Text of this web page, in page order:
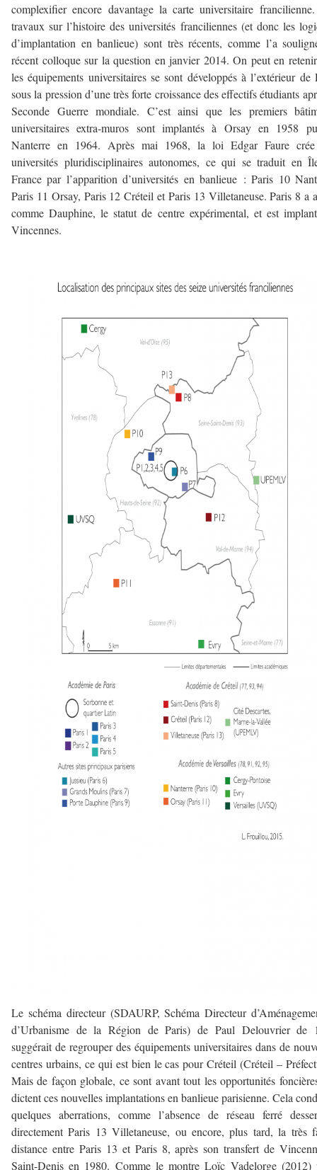
complexifier encore davantage la carte universitaire
travaux sur l’histoire des universités franciliennes (et donc les
d’implantation en banlieue) sont très récents, comme l’a
récent colloque sur la question en janvier 2014. On peut en
les équipements universitaires se sont développés à l’extérieur de
sous la pression d’une très forte croissance des effectifs étudiants
Seconde Guerre mondiale. C’est ainsi que les premiers
universitaires extra-muros sont implantés à Orsay en 1958
Nanterre en 1964. Après mai 1968, la loi Edgar Faure
universités pluridisciplinaires autonomes, ce qui se traduit en
France par l’apparition d’universités en banlieue : Paris 10
Paris 11 Orsay, Paris 12 Créteil et Paris 13 Villetaneuse. Paris 8 a
comme Dauphine, le statut de centre expérimental, et est
Vincennes.
Le schéma directeur (SDAURP, Schéma Directeur
d’Urbanisme de la Région de Paris) de Paul Delouvrier de
suggérait de regrouper des équipements universitaires dans de
centres urbains, ce qui est bien le cas pour Créteil (Créteil –
Mais de façon globale, ce sont avant tout les opportunités
dictent ces nouvelles implantations en banlieue parisienne. Cela
quelques aberrations, comme l’absence de réseau ferré
directement Paris 13 Villetaneuse, ou encore, plus tard, la très
distance entre Paris 13 et Paris 8, après son transfert de
Saint-Denis en 1980. Comme le montre Loïc Vadelorge (2012)